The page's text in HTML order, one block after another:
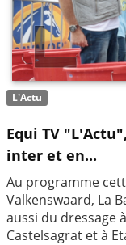
L'Actu
Equi TV
inter et en...
Au programme
Valkenswaard, La
aussi du dressage
Castelsagrat et à